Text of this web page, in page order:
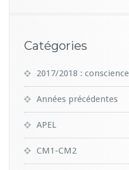
Catégories
2017/2018 :
Années précédentes
APEL
CM1-CM2